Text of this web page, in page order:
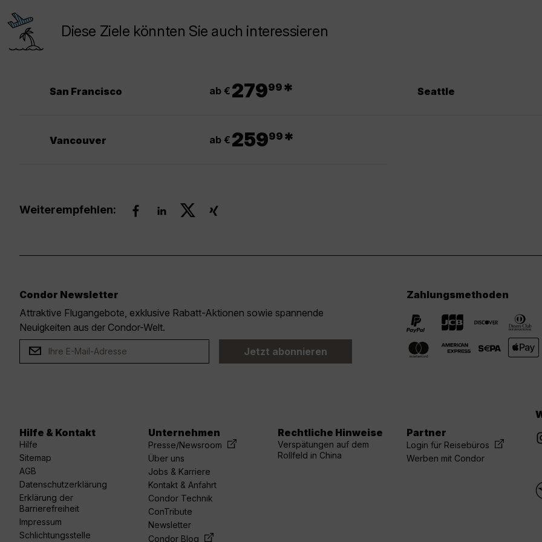
Diese Ziele könnten Sie auch interessieren
San Francisco ab € 27999 * Seattle
Vancouver ab € 25999 *
Weiterempfehlen:
Condor Newsletter
Attraktive Flugangebote, exklusive Rabatt-Aktionen sowie spannende
Neuigkeiten aus der Condor-Welt.
Jetzt abonnieren
Zahlungsmethoden
Hilfe & Kontakt
Hilfe
Sitemap
AGB
Datenschutzerklärung
Erklärung der
Barrierefreiheit
Impressum
Schlichtungsstelle
Unternehmen
Presse/Newsroom
Über uns
Jobs & Karriere
Kontakt & Anfahrt
Condor Technik
ConTribute
Newsletter
Condor Blog
Rechtliche Hinweise
Verspätungen auf dem
Rollfeld in China
Partner
Login für Reisebüros
Werben mit Condor
linkedin youtubespotify